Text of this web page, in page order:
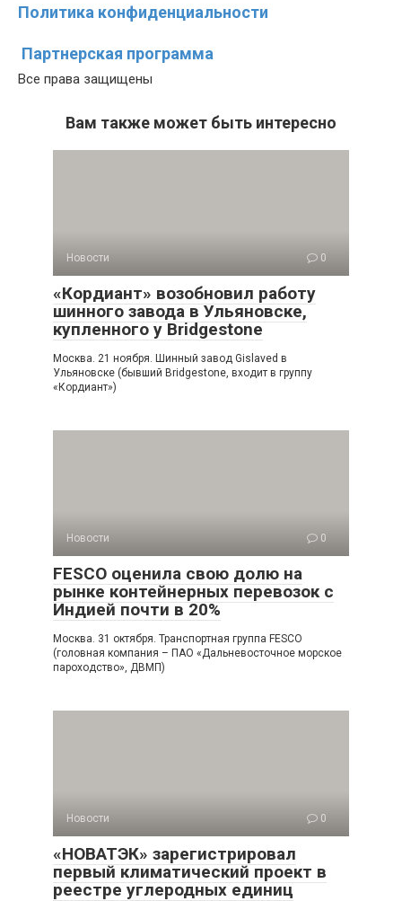
Политика конфиденциальности
Партнерская программа
Все права защищены
Вам также может быть интересно
Новости 0
«Кордиант» возобновил работу
шинного завода в Ульяновске,
купленного у Bridgestone
Москва. 21 ноября. Шинный завод Gislaved в
Ульяновске (бывший Bridgestone, входит в группу
«Кордиант»)
Новости 0
FESCO оценила свою долю на
рынке контейнерных перевозок с
Индией почти в 20%
Москва. 31 октября. Транспортная группа FESCO
(головная компания – ПАО «Дальневосточное морское
пароходство», ДВМП)
Новости 0
«НОВАТЭК» зарегистрировал
первый климатический проект в
реестре углеродных единиц